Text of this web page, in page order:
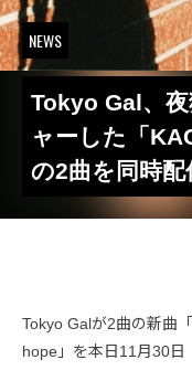
NEWS
Tokyo Gal、
ャーした「
の2曲を同時配
Tokyo Galが2曲の新曲
hope」を本日11月30日